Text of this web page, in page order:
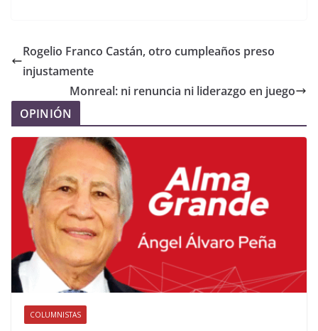
Rogelio Franco Castán, otro cumpleaños preso
injustamente
Monreal: ni renuncia ni liderazgo en juego
OPINIÓN
COLUMNISTAS